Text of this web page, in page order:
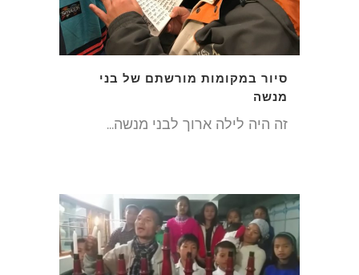
סיור במקומות מורשתם של בני
מנשה
זה היה לילה ארוך לבני מנשה...